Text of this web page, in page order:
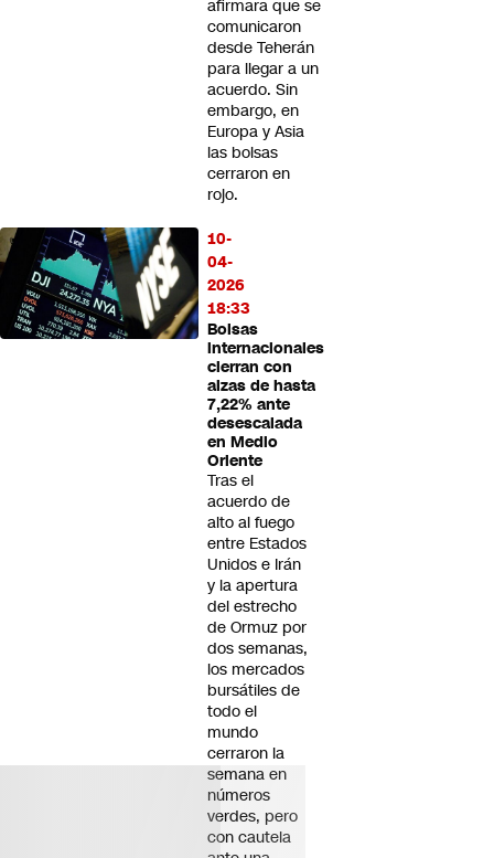
afirmara que se
comunicaron
desde Teherán
para llegar a un
acuerdo. Sin
embargo, en
Europa y Asia
las bolsas
cerraron en
rojo.
10-
04-
2026
18:33
Bolsas
internacionales
cierran con
alzas de hasta
7,22% ante
desescalada
en Medio
Oriente
Tras el
acuerdo de
alto al fuego
entre Estados
Unidos e Irán
y la apertura
del estrecho
de Ormuz por
dos semanas,
los mercados
bursátiles de
todo el
mundo
cerraron la
semana en
números
verdes, pero
con cautela